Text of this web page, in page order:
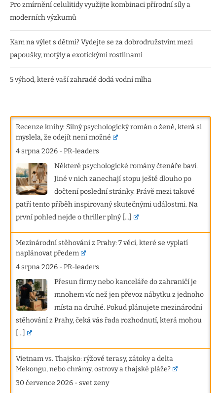
Pro zmírnění celulitidy využijte kombinaci přírodní síly a
moderních výzkumů
Kam na výlet s dětmi? Vydejte se za dobrodružstvím mezi
papoušky, motýly a exotickými rostlinami
5 výhod, které vaší zahradě dodá vodní mlha
Recenze knihy: Silný psychologický román o ženě, která si
myslela, že odejít není možné
4 srpna 2026 -PR-leaders
Některé psychologické romány čtenáře baví.
Jiné v nich zanechají stopu ještě dlouho po
dočtení poslední stránky. Právě mezi takové
patří tento příběh inspirovaný skutečnými událostmi. Na
první pohled nejde o thriller plný [...]
Mezinárodní stěhování z Prahy: 7 věcí, které se vyplatí
naplánovat předem
4 srpna 2026 -PR-leaders
Přesun firmy nebo kanceláře do zahraničí je
mnohem víc než jen převoz nábytku z jednoho
místa na druhé. Pokud plánujete mezinárodní
stěhování z Prahy, čeká vás řada rozhodnutí, která mohou
[...]
Vietnam vs. Thajsko: rýžové terasy, zátoky a delta
Mekongu, nebo chrámy, ostrovy a thajské pláže?
30 července 2026 -svet zeny